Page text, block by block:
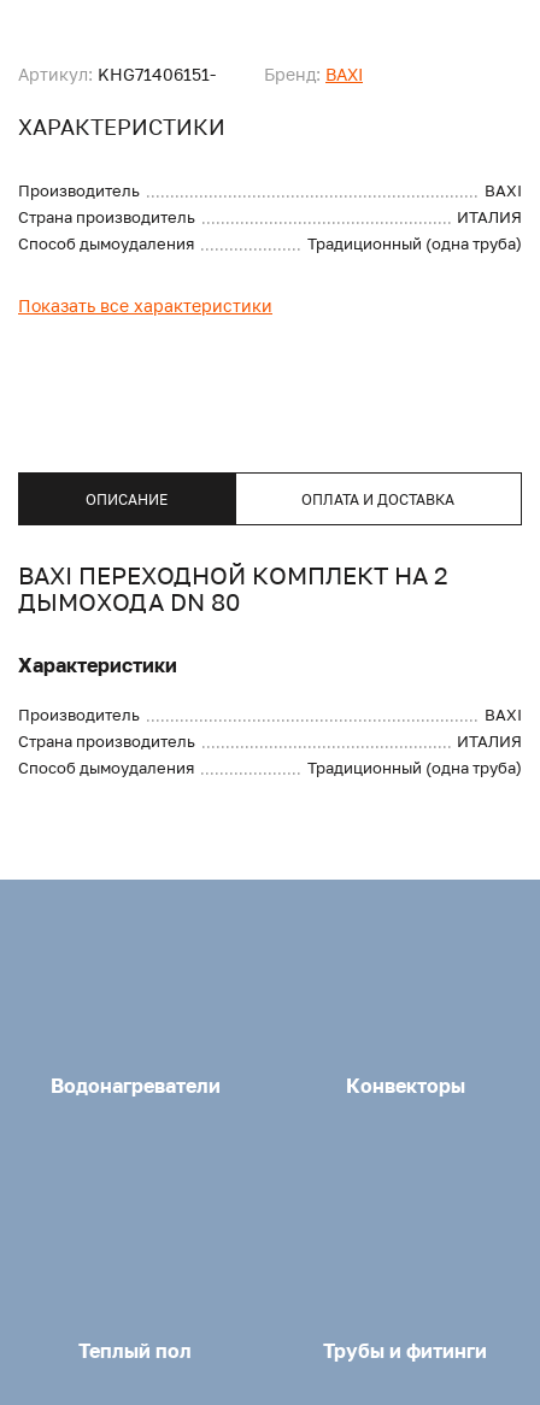
Артикул: KHG71406151- Бренд: BAXI
ХАРАКТЕРИСТИКИ
Производитель
BAXI
Страна производитель
ИТАЛИЯ
Способ дымоудаления
Традиционный (одна труба)
Показать все характеристики
ОПИСАНИЕ ОПЛАТА И ДОСТАВКА
BAXI ПЕРЕХОДНОЙ КОМПЛЕКТ НА 2
ДЫМОХОДА DN 80
Характеристики
Производитель
BAXI
Страна производитель
ИТАЛИЯ
Способ дымоудаления
Традиционный (одна труба)
Водонагреватели Конвекторы
Теплый пол Трубы и фитинги